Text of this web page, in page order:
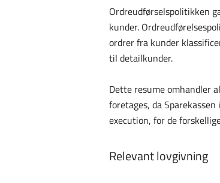
Ordreudførselspolitikken
kunder.
ordrer fra kunder
til detailkunder.
Dette resume omhandler
foretages, da
execution, for de
Relevant lovgivning